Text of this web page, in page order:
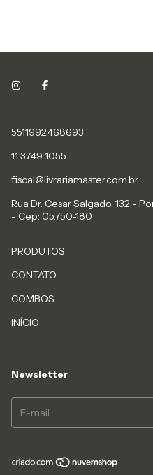
5511992468693
11 3749 1055
fiscal@livrariamaster.com.br
Rua Dr. Cesar Salgado, 132 -
- Cep: 05.750-180
PRODUTOS
CONTATO
COMBOS
INÍCIO
Newsletter